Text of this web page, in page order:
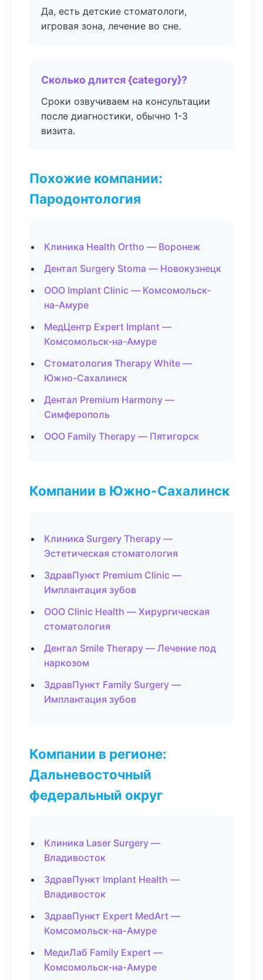
Да, есть детские стоматологи,
игровая зона, лечение во сне.
Сколько длится {category}?
Сроки озвучиваем на консультации
после диагностики, обычно 1-3
визита.
Похожие компании:
Пародонтология
Клиника Health Ortho — Воронеж
Дентал Surgery Stoma — Новокузнецк
ООО Implant Clinic — Комсомольск-
на-Амуре
МедЦентр Expert Implant —
Комсомольск-на-Амуре
Стоматология Therapy White —
Южно-Сахалинск
Дентал Premium Harmony —
Симферополь
ООО Family Therapy — Пятигорск
Компании в Южно-Сахалинск
Клиника Surgery Therapy —
Эстетическая стоматология
ЗдравПункт Premium Clinic —
Имплантация зубов
ООО Clinic Health — Хирургическая
стоматология
Дентал Smile Therapy — Лечение под
наркозом
ЗдравПункт Family Surgery —
Имплантация зубов
Компании в регионе:
Дальневосточный
федеральный округ
Клиника Laser Surgery —
Владивосток
ЗдравПункт Implant Health —
Владивосток
ЗдравПункт Expert MedArt —
Комсомольск-на-Амуре
МедиЛаб Family Expert —
Комсомольск-на-Амуре